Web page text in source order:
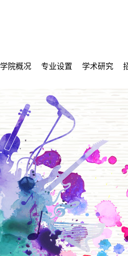
学院概况 专业设置 学术研究